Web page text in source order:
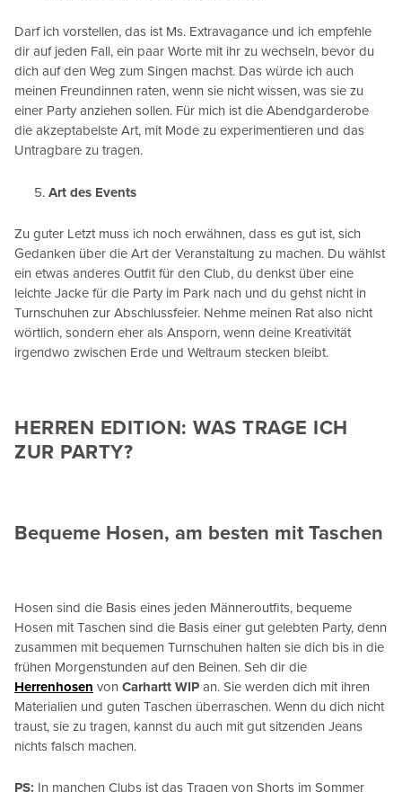
Darf ich vorstellen, das ist Ms. Extravagance und ich empfehle
dir auf jeden Fall, ein paar Worte mit ihr zu wechseln, bevor du
dich auf den Weg zum Singen machst. Das würde ich auch
meinen Freundinnen raten, wenn sie nicht wissen, was sie zu
einer Party anziehen sollen. Für mich ist die Abendgarderobe
die akzeptabelste Art, mit Mode zu experimentieren und das
Untragbare zu tragen.
Art des Events
Zu guter Letzt muss ich noch erwähnen, dass es gut ist, sich
Gedanken über die Art der Veranstaltung zu machen. Du wählst
ein etwas anderes Outfit für den Club, du denkst über eine
leichte Jacke für die Party im Park nach und du gehst nicht in
Turnschuhen zur Abschlussfeier. Nehme meinen Rat also nicht
wörtlich, sondern eher als Ansporn, wenn deine Kreativität
irgendwo zwischen Erde und Weltraum stecken bleibt.
HERREN EDITION: WAS TRAGE ICH
ZUR PARTY?
Bequeme Hosen, am besten mit Taschen
Hosen sind die Basis eines jeden Männeroutfits, bequeme
Hosen mit Taschen sind die Basis einer gut gelebten Party, denn
zusammen mit bequemen Turnschuhen halten sie dich bis in die
frühen Morgenstunden auf den Beinen. Seh dir die
Herrenhosen von Carhartt WIP an. Sie werden dich mit ihren
Materialien und guten Taschen überraschen. Wenn du dich nicht
traust, sie zu tragen, kannst du auch mit gut sitzenden Jeans
nichts falsch machen.
PS: In manchen Clubs ist das Tragen von Shorts im Sommer